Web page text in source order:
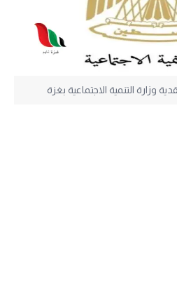
وزارة التنمية الاجتماعية بغزة